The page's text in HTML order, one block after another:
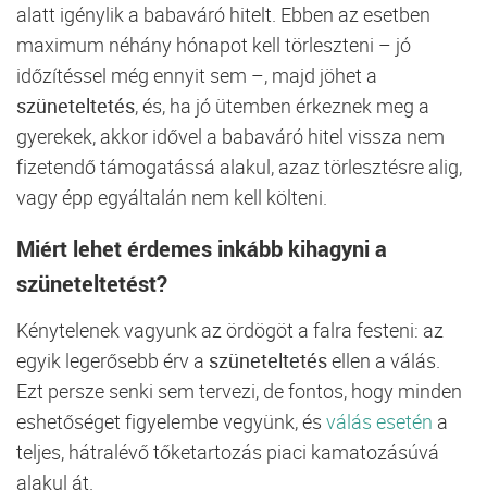
alatt igénylik a babaváró hitelt. Ebben az esetben
maximum néhány hónapot kell törleszteni – jó
időzítéssel még ennyit sem –, majd jöhet a
szüneteltetés, és, ha jó ütemben érkeznek meg a
gyerekek, akkor idővel a babaváró hitel vissza nem
fizetendő támogatássá alakul, azaz törlesztésre alig,
vagy épp egyáltalán nem kell költeni.
Miért lehet érdemes inkább kihagyni a
szüneteltetést?
Kénytelenek vagyunk az ördögöt a falra festeni: az
egyik legerősebb érv a szüneteltetésellen a válás.
Ezt persze senki sem tervezi, de fontos, hogy minden
eshetőséget figyelembe vegyünk, és válás esetén a
teljes, hátralévő tőketartozás piaci kamatozásúvá
alakul át.